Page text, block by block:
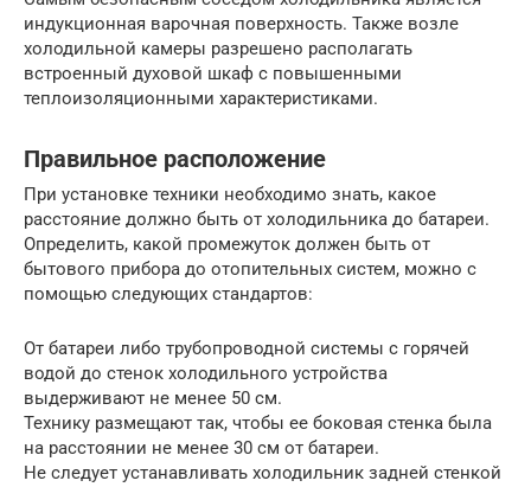
индукционная варочная поверхность. Также возле
холодильной камеры разрешено располагать
встроенный духовой шкаф с повышенными
теплоизоляционными характеристиками.
Правильное расположение
При установке техники необходимо знать, какое
расстояние должно быть от холодильника до батареи.
Определить, какой промежуток должен быть от
бытового прибора до отопительных систем, можно с
помощью следующих стандартов:
От батареи либо трубопроводной системы с горячей
водой до стенок холодильного устройства
выдерживают не менее 50 см.
Технику размещают так, чтобы ее боковая стенка была
на расстоянии не менее 30 см от батареи.
Не следует устанавливать холодильник задней стенкой